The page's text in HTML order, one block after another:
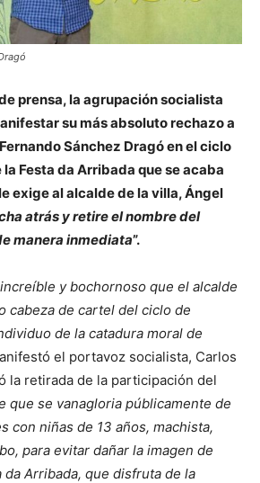
prensa, la agrupación socialista
su más absoluto rechazo a
Sánchez Dragó en el ciclo
Festa da Arribada que se acaba
exige al alcalde de la villa, Ángel
atrás y retire el nombre del
manera inmediata”.
y bochornoso que el alcalde
cabeza de cartel del ciclo de
de la catadura moral de
el portavoz socialista, Carlos
la retirada de la participación del
que se vanagloria públicamente de
con niñas de 13 años, machista,
para evitar dañar la imagen de
da Arribada, que disfruta de la